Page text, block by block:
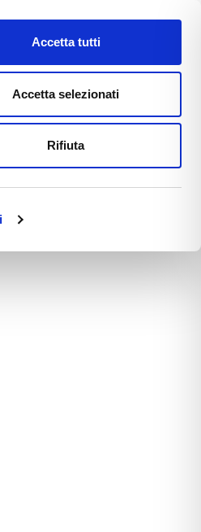
Accetta tutti
Accetta selezionati
Rifiuta
FAST NEWS